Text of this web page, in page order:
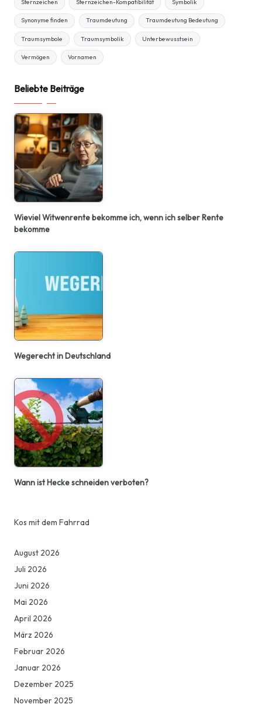
Sternzeichen Sternzeichen-Kompatibilität Symbolik
Synonyme finden Traumdeutung Traumdeutung Bedeutung
Traumsymbole Traumsymbolik Unterbewusstsein
Vermögen Vornamen
Beliebte Beiträge
Wieviel Witwenrente bekomme ich, wenn ich selber Rente
bekomme
Wegerecht in Deutschland
Wann ist Hecke schneiden verboten?
Kos mit dem Fahrrad
August 2026
Juli 2026
Juni 2026
Mai 2026
April 2026
März 2026
Februar 2026
Januar 2026
Dezember 2025
November 2025